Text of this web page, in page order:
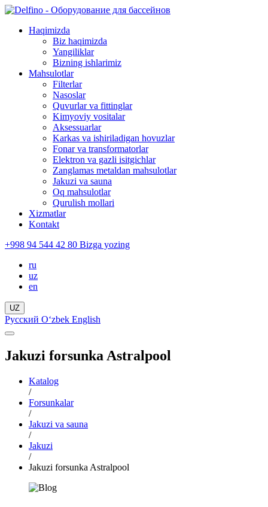
Haqimizda
Biz haqimizda
Yangiliklar
Bizning ishlarimiz
Mahsulotlar
Filterlar
Nasoslar
Quvurlar va fittinglar
Kimyoviy vositalar
Aksessuarlar
Karkas va ishiriladigan hovuzlar
Fonar va transformatorlar
Elektron va gazli isitgichlar
Zanglamas metaldan mahsulotlar
Jakuzi va sauna
Oq mahsulotlar
Qurulish mollari
Xizmatlar
Kontakt
+998 94 544 42 80 Bizga yozing
ru
uz
en
UZ
Русский Oʻzbek English
Jakuzi forsunka Astralpool
Katalog
/
Forsunkalar
/
Jakuzi va sauna
/
Jakuzi
/
Jakuzi forsunka Astralpool